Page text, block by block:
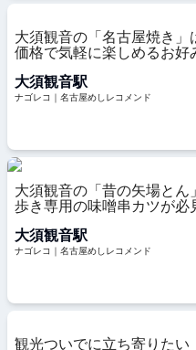
大須観音の「名古屋焼き」
価格で気軽に楽しめるお好
大須観音駅
ナゴレコ｜名古屋めしレコメンド
大須観音の「昔の矢場とん
歩き専用の味噌串カツが必
大須観音駅
ナゴレコ｜名古屋めしレコメンド
観光ついでに立ち寄りたい